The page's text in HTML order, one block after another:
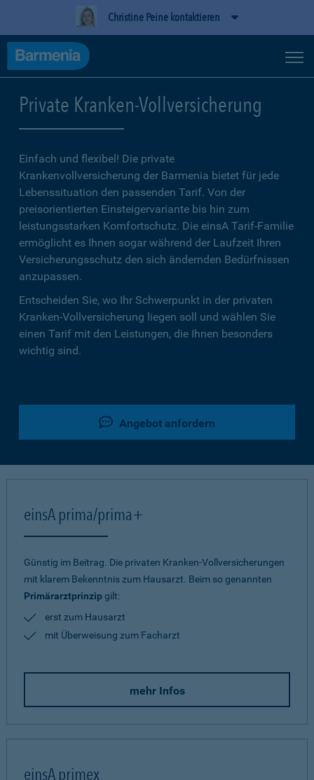
Christine Peine kontaktieren
Private Kranken-Vollversicherung
Einfach und flexibel! Die private
Krankenvollversicherung der Barmenia bietet für jede
Lebenssituation den passenden Tarif. Von der
preisorientierten Einsteigervariante bis hin zum
leistungsstarken Komfortschutz. Die einsA Tarif-Familie
ermöglicht es Ihnen sogar während der Laufzeit Ihren
Versicherungsschutz den sich ändernden Bedürfnissen
anzupassen.
Entscheiden Sie, wo Ihr Schwerpunkt in der privaten
Kranken-Vollversicherung liegen soll und wählen Sie
einen Tarif mit den Leistungen, die Ihnen besonders
wichtig sind.
Angebot anfordern
einsA prima/prima+
Günstig im Beitrag. Die privaten Kranken-Vollversicherungen
mit klarem Bekenntnis zum Hausarzt. Beim so genannten
Primärarztprinzipgilt:
erst zum Hausarzt
mit Überweisung zum Facharzt
mehr Infos
einsA primex